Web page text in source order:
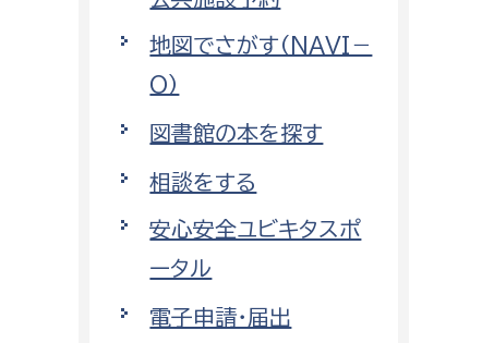
小田原のことを知りたい
イベント・講座などに参加したい
まちづくりに関わりたい
環境政策課
ゼロカーボン推進課
環境保護課
地図でさがす（NAVI－
O）
図書館の本を探す
相談をする
安心安全ユビキタスポ
ータル
電子申請・届出